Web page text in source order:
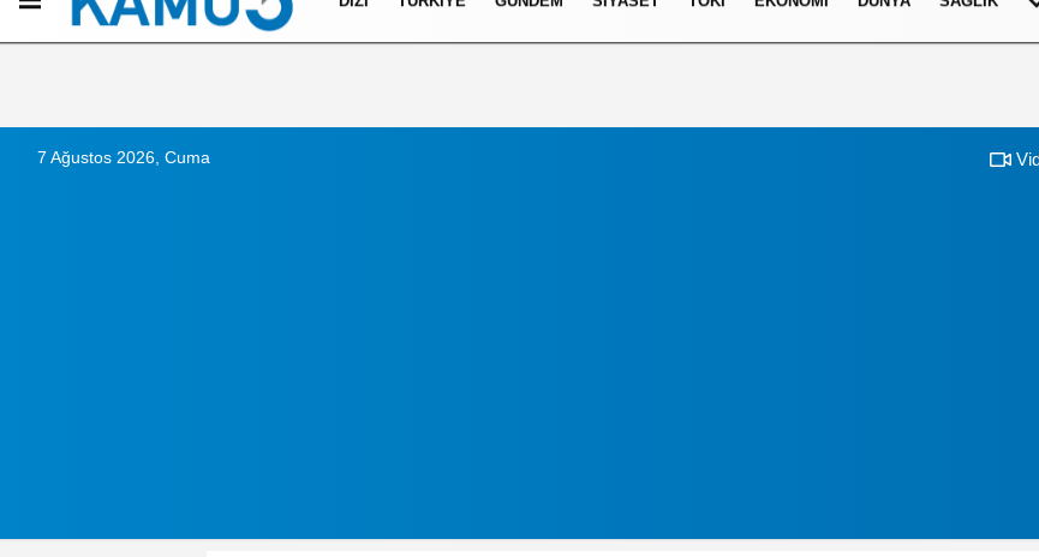
İletişim Çerez Politikası
7 Ağustos 2026, Cuma